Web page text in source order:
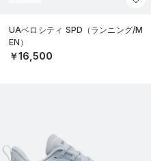
UAベロシティ SPD（ランニング/M
EN）
￥16,500